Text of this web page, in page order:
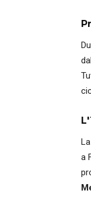
a